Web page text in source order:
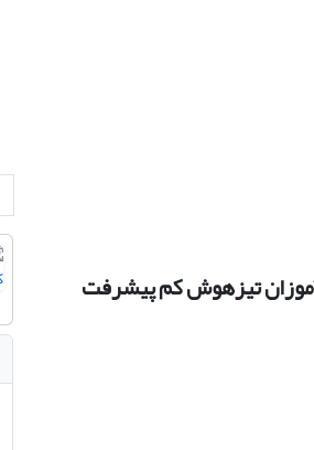
تیزهوش کم پیشرفت